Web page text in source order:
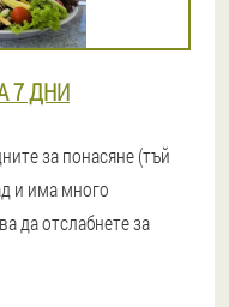
7 ДНИ
за понасяне (тъй
и има много
да отслабнете за